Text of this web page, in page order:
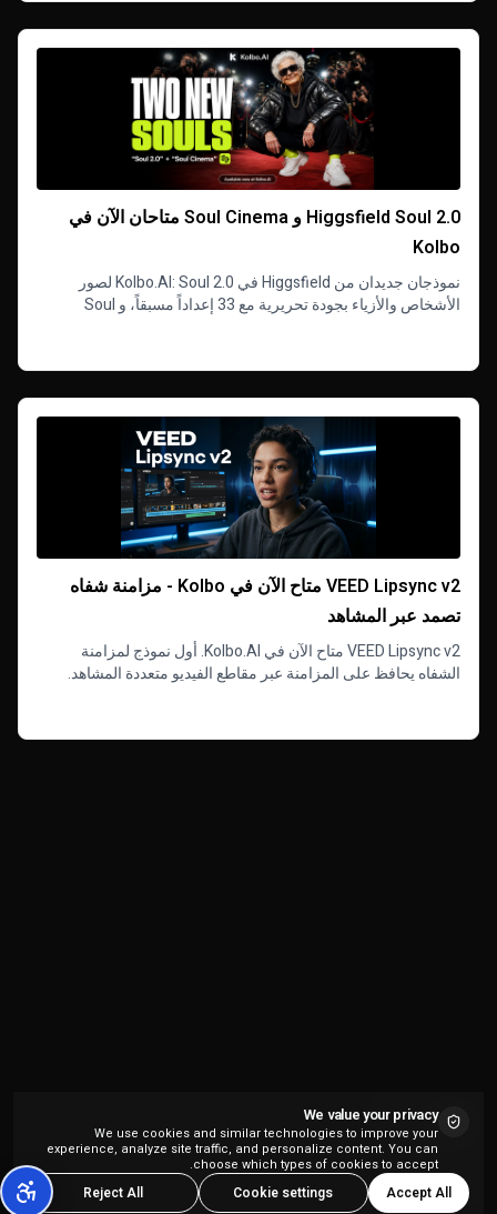
Higgsfield Soul 2.0 و Soul Cinema متاحان الآن في
Kolbo
نموذجان جديدان من Higgsfield في Kolbo.AI: Soul 2.0 لصور
الأشخاص والأزياء بجودة تحريرية مع 33 إعداداً مسبقاً، و Soul
VEED Lipsync v2 متاح الآن في Kolbo - مزامنة شفاه
تصمد عبر المشاهد
VEED Lipsync v2 متاح الآن في Kolbo.AI. أول نموذج لمزامنة
الشفاه يحافظ على المزامنة عبر مقاطع الفيديو متعددة المشاهد.
We value your privacy
We use cookies and similar technologies to improve your
experience, analyze site traffic, and personalize content. You can
choose which types of cookies to accept.
Accept All
Cookie settings
Reject All